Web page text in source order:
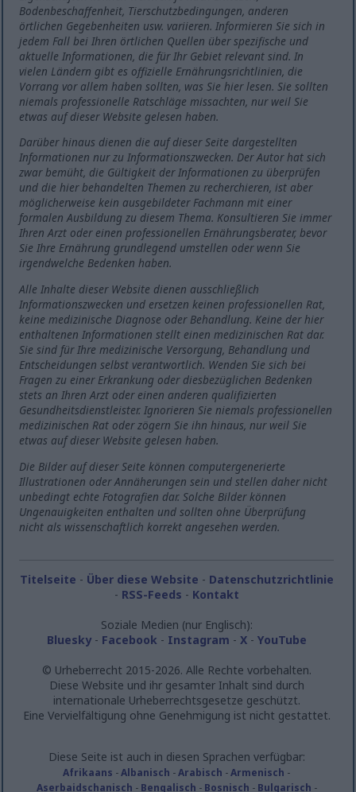
Bodenbeschaffenheit, Tierschutzbedingungen, anderen
örtlichen Gegebenheiten usw. variieren. Informieren Sie sich in
jedem Fall bei Ihren örtlichen Quellen über spezifische und
aktuelle Informationen, die für Ihr Gebiet relevant sind. In
vielen Ländern gibt es offizielle Ernährungsrichtlinien, die
Vorrang vor allem haben sollten, was Sie hier lesen. Sie sollten
niemals professionelle Ratschläge missachten, nur weil Sie
etwas auf dieser Website gelesen haben.
Darüber hinaus dienen die auf dieser Seite dargestellten
Informationen nur zu Informationszwecken. Der Autor hat sich
zwar bemüht, die Gültigkeit der Informationen zu überprüfen
und die hier behandelten Themen zu recherchieren, ist aber
möglicherweise kein ausgebildeter Fachmann mit einer
formalen Ausbildung zu diesem Thema. Konsultieren Sie immer
Ihren Arzt oder einen professionellen Ernährungsberater, bevor
Sie Ihre Ernährung grundlegend umstellen oder wenn Sie
irgendwelche Bedenken haben.
Alle Inhalte dieser Website dienen ausschließlich
Informationszwecken und ersetzen keinen professionellen Rat,
keine medizinische Diagnose oder Behandlung. Keine der hier
enthaltenen Informationen stellt einen medizinischen Rat dar.
Sie sind für Ihre medizinische Versorgung, Behandlung und
Entscheidungen selbst verantwortlich. Wenden Sie sich bei
Fragen zu einer Erkrankung oder diesbezüglichen Bedenken
stets an Ihren Arzt oder einen anderen qualifizierten
Gesundheitsdienstleister. Ignorieren Sie niemals professionellen
medizinischen Rat oder zögern Sie ihn hinaus, nur weil Sie
etwas auf dieser Website gelesen haben.
Die Bilder auf dieser Seite können computergenerierte
Illustrationen oder Annäherungen sein und stellen daher nicht
unbedingt echte Fotografien dar. Solche Bilder können
Ungenauigkeiten enthalten und sollten ohne Überprüfung
nicht als wissenschaftlich korrekt angesehen werden.
Titelseite - Über diese Website - Datenschutzrichtlinie
- RSS-Feeds - Kontakt
Soziale Medien (nur Englisch):
Bluesky- Facebook - Instagram - X- YouTube
© Urheberrecht 2015-2026. Alle Rechte vorbehalten.
Diese Website und ihr gesamter Inhalt sind durch
internationale Urheberrechtsgesetze geschützt.
Eine Vervielfältigung ohne Genehmigung ist nicht gestattet.
Diese Seite ist auch in diesen Sprachen verfügbar:
Afrikaans -Albanisch -Arabisch -Armenisch -
Aserbaidschanisch - Bengalisch - Bosnisch - Bulgarisch -